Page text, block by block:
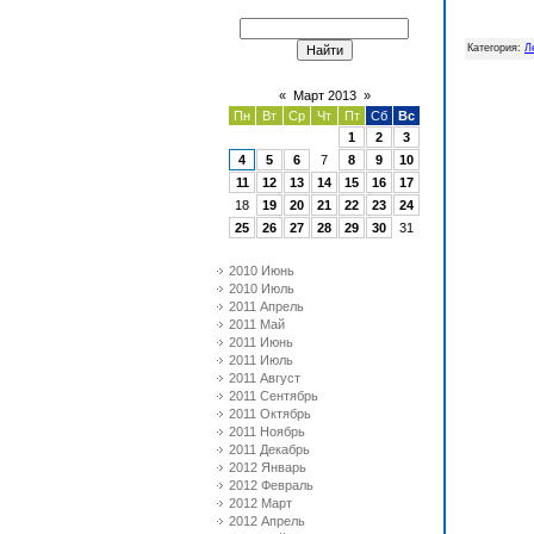
« Март 2013 »
Пн
Вт Ср Чт Пт Сб
Вс
1
2
3
4
5 6 7 8 9
10
11
12 13 14 15 16
17
18
19 20 21 22 23
24
25
26 27 28 29 30 31
2010 Июнь
2010 Июль
2011 Апрель
2011 Май
2011 Июнь
2011 Июль
2011 Август
2011 Сентябрь
2011 Октябрь
2011 Ноябрь
2011 Декабрь
2012 Январь
2012 Февраль
2012 Март
2012 Апрель
Категория: